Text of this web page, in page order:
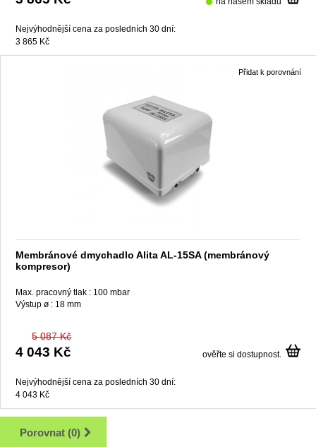
Nejvýhodnější cena za posledních 30 dní:
3 865 Kč
Membránové dmychadlo Alita AL-15SA (membránový
kompresor)
Max. pracovný tlak : 100 mbar
Výstup ø : 18 mm
5 087 Kč
4 043 Kč ověřte si dostupnost.
Nejvýhodnější cena za posledních 30 dní:
4 043 Kč
Přidat k porovnání
Porovnat (0)